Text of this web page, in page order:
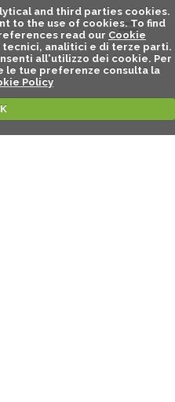
and third parties cookies.
to the use of cookies. To find
read our Cookie
analitici e di terze parti.
all'utilizzo dei cookie. Per
le tue preferenze consulta la
Policy